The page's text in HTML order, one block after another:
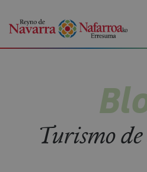
Turismo